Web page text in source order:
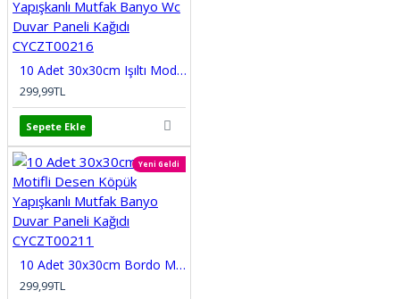
10 Adet 30x30cm Işıltı Modern Desen Köpük Yapışkanlı Mutfak Banyo Wc Duvar Paneli Kağıdı CYCZT00216
299,99TL
Sepete Ekle
Yeni Geldi
10 Adet 30x30cm Bordo Motifli Desen Köpük Yapışkanlı Mutfak Banyo Duvar Paneli Kağıdı CYCZT00211
299,99TL